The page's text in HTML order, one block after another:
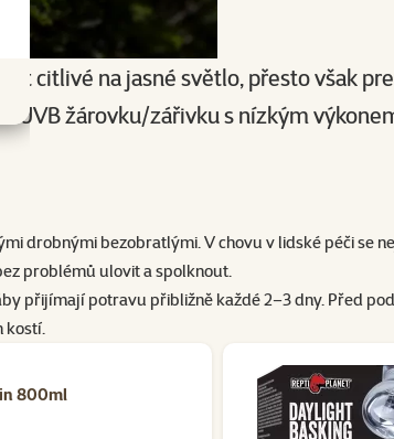
citlivé na jasné světlo, přesto však
žárovku/zářivku s nízkým
drobnými bezobratlými. V chovu v lidské péči se
problémů ulovit a spolknout.
přijímají potravu přibližně každé 2–3 dny. Před
kostí.
800ml